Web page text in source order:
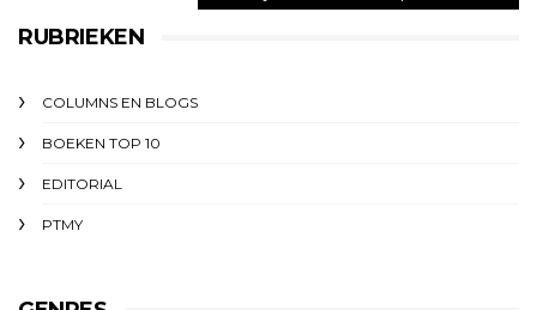
RUBRIEKEN
COLUMNS EN BLOGS
BOEKEN TOP 10
EDITORIAL
PTMY